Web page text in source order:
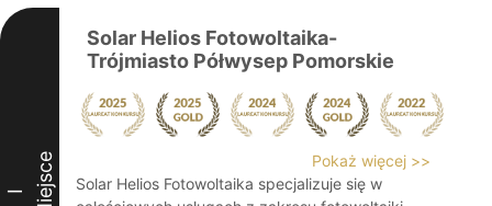
I Miejsce
Solar Helios Fotowoltaika-
Trójmiasto Półwysep Pomorskie
Pokaż więcej >>
Solar Helios Fotowoltaika specjalizuje się w